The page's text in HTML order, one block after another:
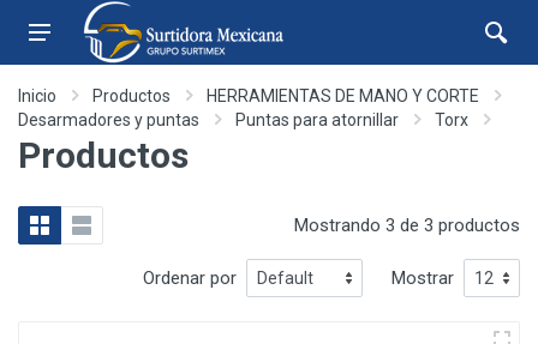
Inicio Productos
HERRAMIENTAS DE MANO Y CORTE
Desarmadores y puntas
Puntas para atornillar Torx
Productos
Mostrando 3 de 3 productos
Ordenar por Mostrar